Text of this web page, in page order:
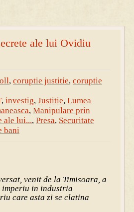
ale lui Ovidiu
, coruptie justitie, coruptie
, investig, Justitie, Lumea
, Manipulare prin
ale lui..., Presa, Securitate
bani
venit de la Timisoara, a
imperiu in industria
care asta zi se clatina